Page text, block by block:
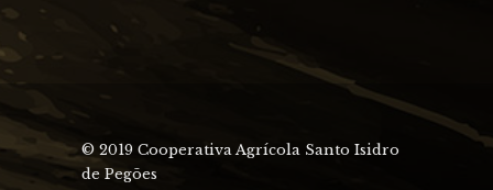
© 2019 Cooperativa Agrícola Santo Isidro
de Pegões